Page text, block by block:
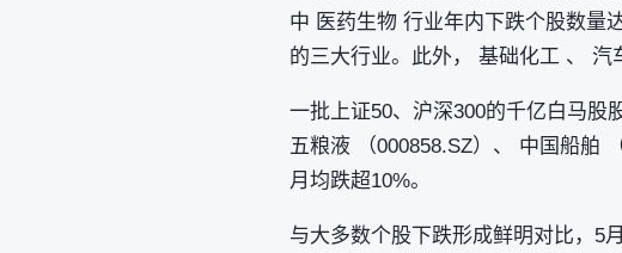
中 医药生物 行业年内下跌个股数量
的三大行业。此外， 基础化工 、 汽
一批上证50、沪深300的千亿白马股
五粮液 （000858.SZ）、 中国船舶
月均跌超10%。
与大多数个股下跌形成鲜明对比，5